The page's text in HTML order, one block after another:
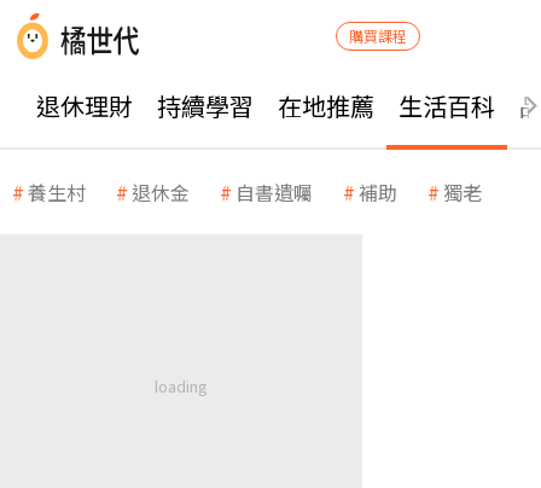
購買課程
退休理財 持續學習 在地推薦 生活百科
養生村 退休金 自書遺囑 補助 獨老